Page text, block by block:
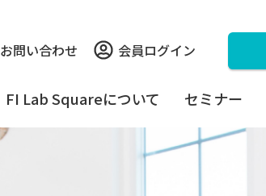
お問い合わせ 会員ログイン
FI Lab Squareについて セミナー